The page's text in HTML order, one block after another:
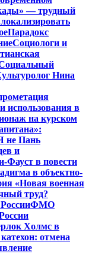
— трудный
Парадокс
Социологи и
Нина
использования в
на курском
не Пань
и
Фауст в повести
в объектно-
«Новая военная
труд?
ФМО
Холмс в
отмена